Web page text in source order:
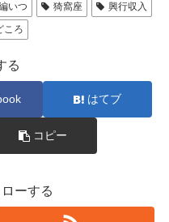
いつ 猗窩座
興行収入
ころ
る
はてブ
コピー
ーする